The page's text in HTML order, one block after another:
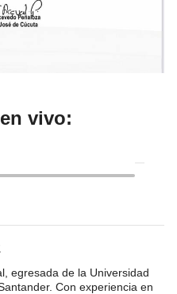
vivo:
egresada de la Universidad
Con experiencia en